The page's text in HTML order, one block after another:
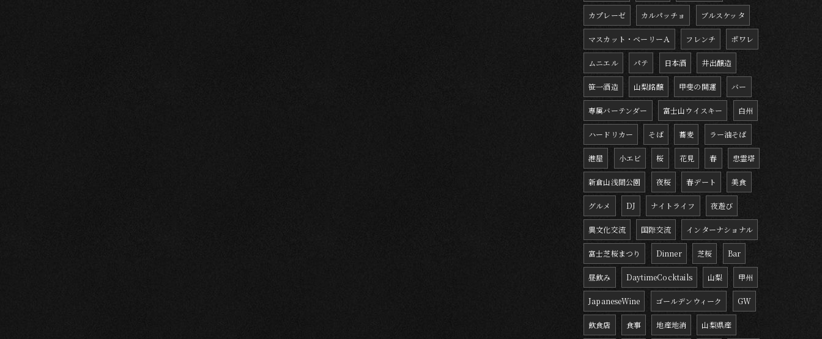
カプレーゼ カルパッチョ ブルスケッタ
マスカット・ベーリーＡ フレンチ ポワレ
ムニエル パテ 日本酒 井出醸造
笹一酒造 山梨銘醸 甲斐の開運 バー
専属バーテンダー 富士山ウイスキー 白州
ハードリカー そば 蕎麦 ラー油そば
港屋 小エビ 桜 花見 春 忠霊塔
新倉山浅間公園 夜桜 春デート 美食
グルメ DJ ナイトライフ 夜遊び
異文化交流 国際交流 インターナショナル
富士芝桜まつり Dinner 芝桜 Bar
昼飲み DaytimeCocktails 山梨 甲州
JapaneseWine ゴールデンウィーク GW
飲食店 食事 地産地消 山梨県産